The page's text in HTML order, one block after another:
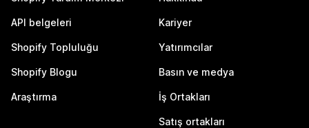
API belgeleri
Shopify Topluluğu
Shopify Blogu
Araştırma
Kariyer
Yatırımcılar
Basın ve medya
İş Ortakları
Satış ortakları